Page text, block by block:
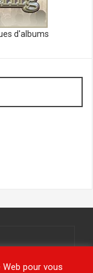
d'albums
pour vous